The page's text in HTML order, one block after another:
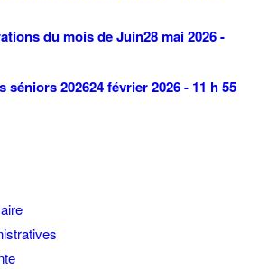
du mois de Juin28 mai 2026 -
séniors 202624 février 2026 - 11 h 55